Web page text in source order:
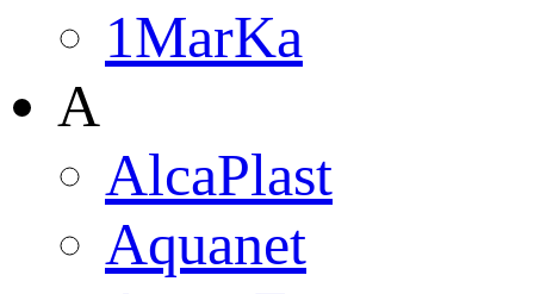
1MarKa
A
AlcaPlast
Aquanet